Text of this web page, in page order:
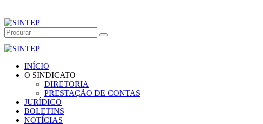
INÍCIO
O SINDICATO
DIRETORIA
PRESTAÇÃO DE CONTAS
JURÍDICO
BOLETINS
NOTÍCIAS